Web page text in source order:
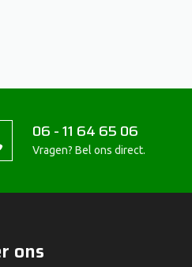
06 - 11 64 65 06
Vragen? Bel ons direct.
ons